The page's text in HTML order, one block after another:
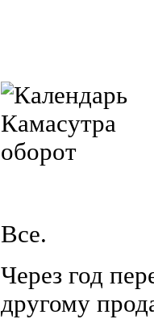
Все.
Через год
другому